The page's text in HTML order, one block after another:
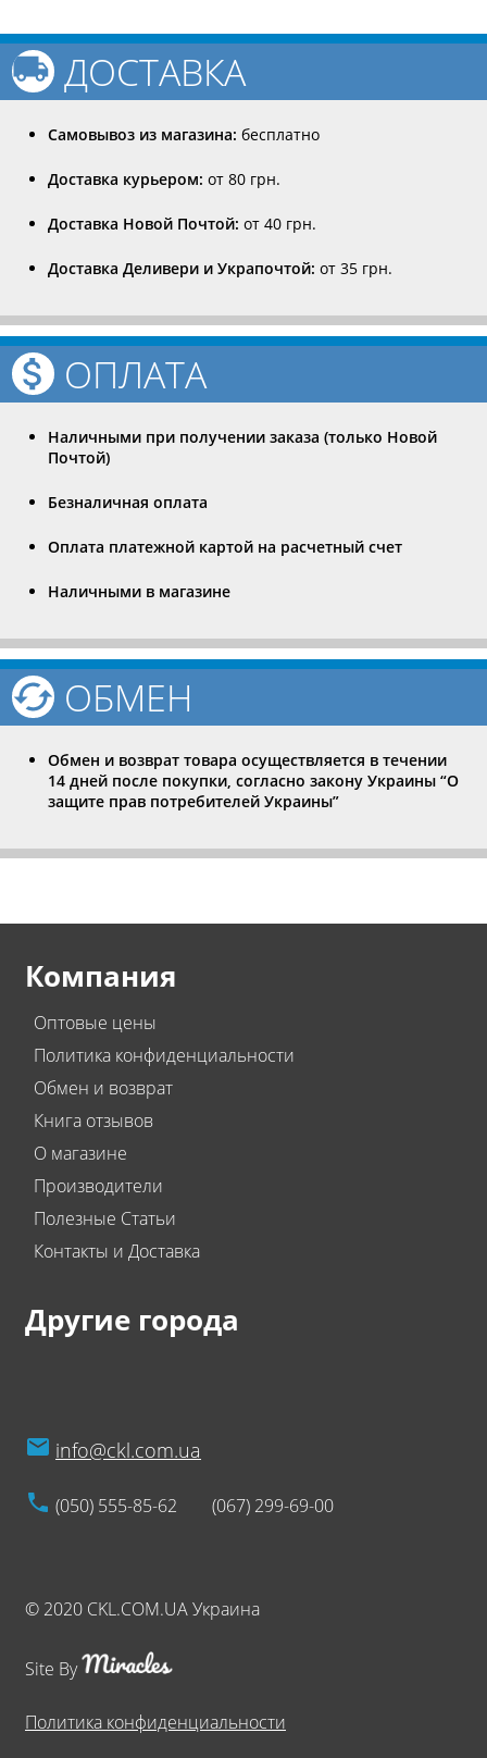
ДОСТАВКА
Самовывоз из магазина: бесплатно
Доставка курьером: от 80 грн.
Доставка Новой Почтой: от 40 грн.
Доставка Деливери и Украпочтой: от 35 грн.
ОПЛАТА
Наличными при получении заказа (только Новой
Почтой)
Безналичная оплата
Оплата платежной картой на расчетный счет
Наличными в магазине
ОБМЕН
Обмен и возврат товара осуществляется в течении
14 дней после покупки, согласно закону Украины “О
защите прав потребителей Украины”
Компания
Оптовые цены
Политика конфиденциальности
Обмен и возврат
Книга отзывов
О магазине
Производители
Полезные Статьи
Контакты и Доставка
Другие города
info@ckl.com.ua
(050) 555-85-62 (067) 299-69-00
© 2020 CKL.COM.UA Украина
Site By
Политика конфиденциальности